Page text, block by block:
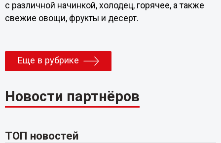
с различной начинкой, холодец, горячее, а также
свежие овощи, фрукты и десерт.
Еще в рубрике
Новости партнёров
ТОП новостей